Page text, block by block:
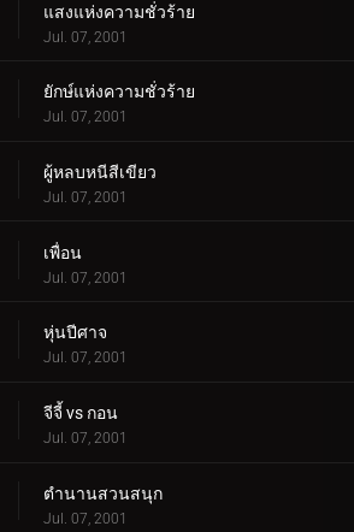
แสงแห่งความชั่วร้าย
Jul. 07, 2001
ยักษ์แห่งความชั่วร้าย
Jul. 07, 2001
ผู้หลบหนีสีเขียว
Jul. 07, 2001
เพื่อน
Jul. 07, 2001
หุ่นปีศาจ
Jul. 07, 2001
จีจี้ vs กอน
Jul. 07, 2001
ตำนานสวนสนุก
Jul. 07, 2001